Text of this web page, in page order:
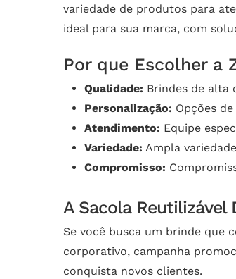
variedade de produtos para
ideal para sua marca, com
Por que Escolher a
Qualidade: Brindes de alta
Personalização: Opções
Atendimento: Equipe
Variedade: Ampla
Compromisso:
A Sacola Reutilizável
Se você busca um brinde que
corporativo, campanha
conquista novos clientes.